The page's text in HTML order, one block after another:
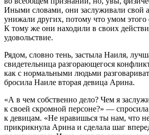
Иными словами, они заслуживали свой
унижали других, потому что умом этого
К тому же они находили в своих
удовольствие.
Рядом, словно тень, застыла Наиля,
свидетельница разгорающегося
как с нормальными людьми
бросила Наиле вторая девица Арина.
«А в чем собственно дело? Чем я
к своей скромной персоне?» —
к девицам. «Не нравишься ты нам, что
прикрикнула Арина и сделала шаг